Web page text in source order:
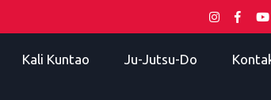
Kali Kuntao Ju-Jutsu-Do